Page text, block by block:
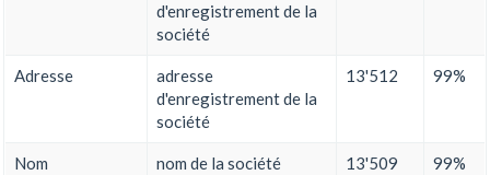
d'enregistrement de la
société
Adresse
adresse
d'enregistrement de la
société
13'512 99%
Nom nom de la société 13'509 99%